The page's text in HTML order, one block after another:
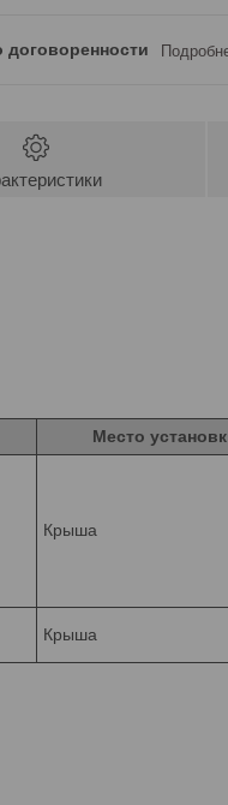
договоренности
Место
Крыша
Крыша